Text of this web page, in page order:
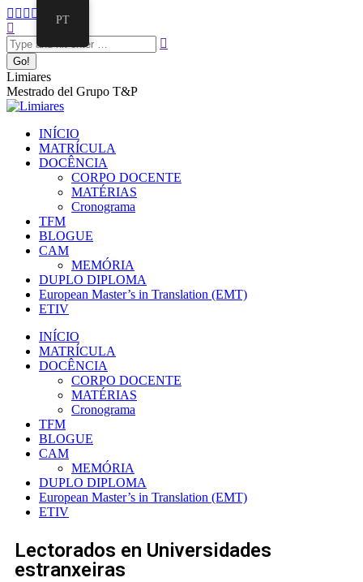
Limiares
Mestrado del Grupo T&P
INÍCIO
MATRÍCULA
DOCÊNCIA
CORPO DOCENTE
MATÉRIAS
Cronograma
TFM
BLOGUE
CAM
MEMÓRIA
DUPLO DIPLOMA
European Master’s in Translation (EMT)
ETIV
INÍCIO
MATRÍCULA
DOCÊNCIA
CORPO DOCENTE
MATÉRIAS
Cronograma
TFM
BLOGUE
CAM
MEMÓRIA
DUPLO DIPLOMA
European Master’s in Translation (EMT)
ETIV
Lectorados en Universidades
estranxeiras
PT